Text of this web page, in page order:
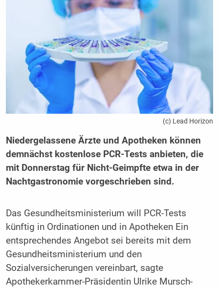
(c) Lead Horizon
Niedergelassene Ärzte und Apotheken können
demnächst kostenlose PCR-Tests anbieten, die
mit Donnerstag für Nicht-Geimpfte etwa in der
Nachtgastronomie vorgeschrieben sind.
Das Gesundheitsministerium will PCR-Tests
künftig in Ordinationen und in Apotheken Ein
entsprechendes Angebot sei bereits mit dem
Gesundheitsministerium und den
Sozialversicherungen vereinbart, sagte
Apothekerkammer-Präsidentin Ulrike Mursch-